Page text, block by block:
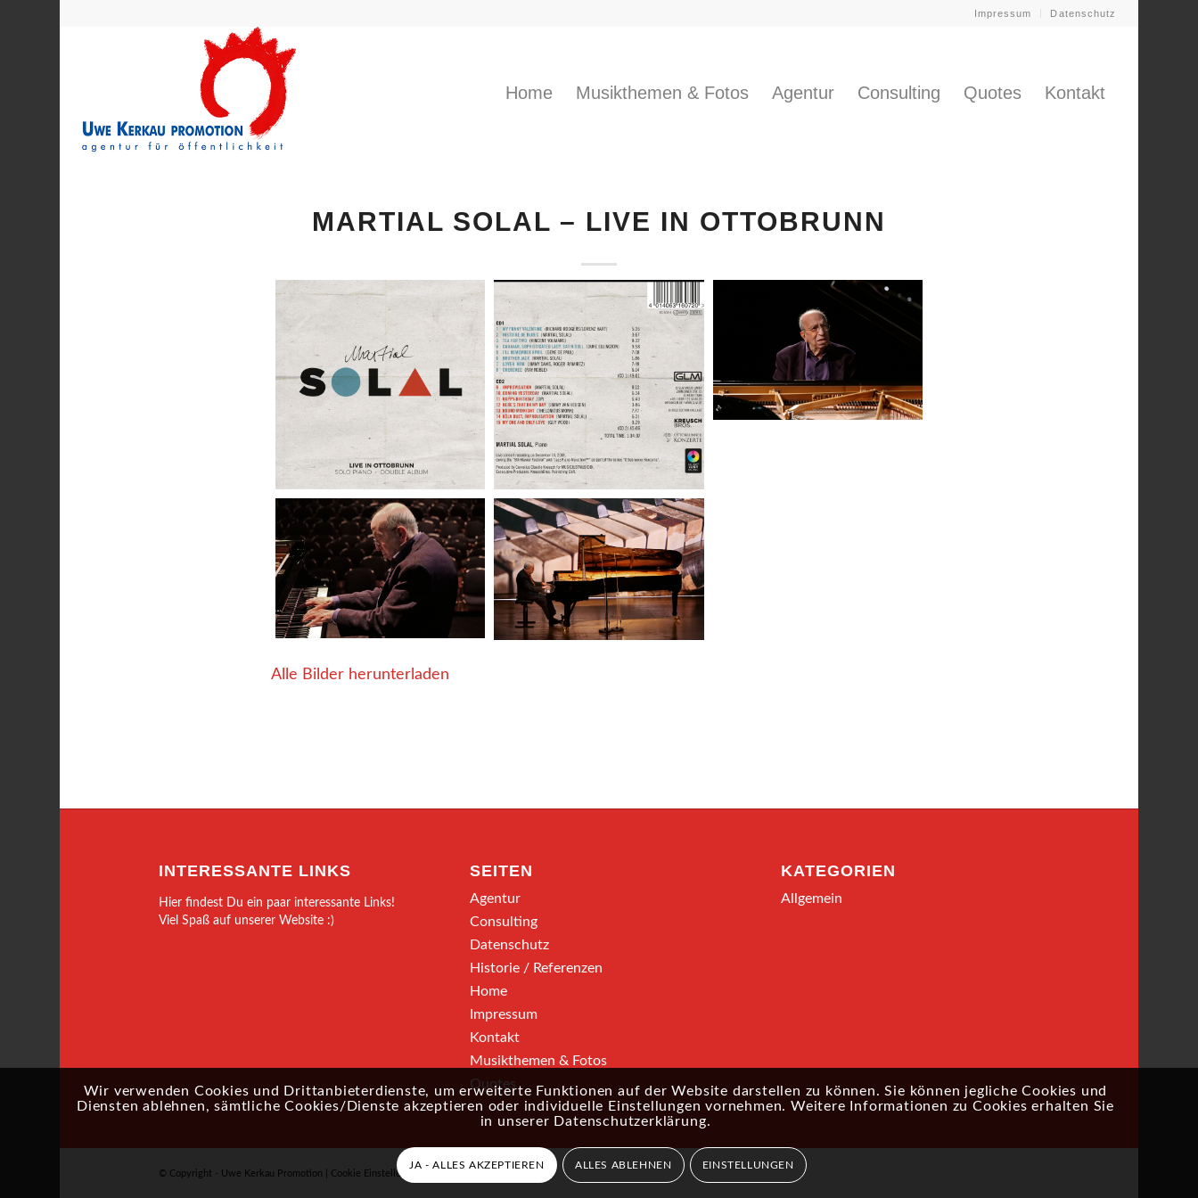
Impressum Datenschutz
Home Musikthemen & Fotos Agentur Consulting Quotes Kontakt
MARTIAL SOLAL – LIVE IN OTTOBRUNN
Alle Bilder herunterladen
INTERESSANTE LINKS
Hier findest Du ein paar interessante Links!
Viel Spaß auf unserer Website :)
SEITEN
Agentur
Consulting
Datenschutz
Historie / Referenzen
Home
Impressum
Kontakt
Musikthemen & Fotos
Quotes
KATEGORIEN
Allgemein
© Copyright - Uwe Kerkau Promotion | Cookie Einstellungen
Wir verwenden Cookies und Drittanbieterdienste, um erweiterte Funktionen auf der Website darstellen zu können. Sie können jegliche Cookies und
Diensten ablehnen, sämtliche Cookies/Dienste akzeptieren oder individuelle Einstellungen vornehmen. Weitere Informationen zu Cookies erhalten Sie
in unserer Datenschutzerklärung.
JA - ALLES AKZEPTIEREN ALLES ABLEHNEN EINSTELLUNGEN